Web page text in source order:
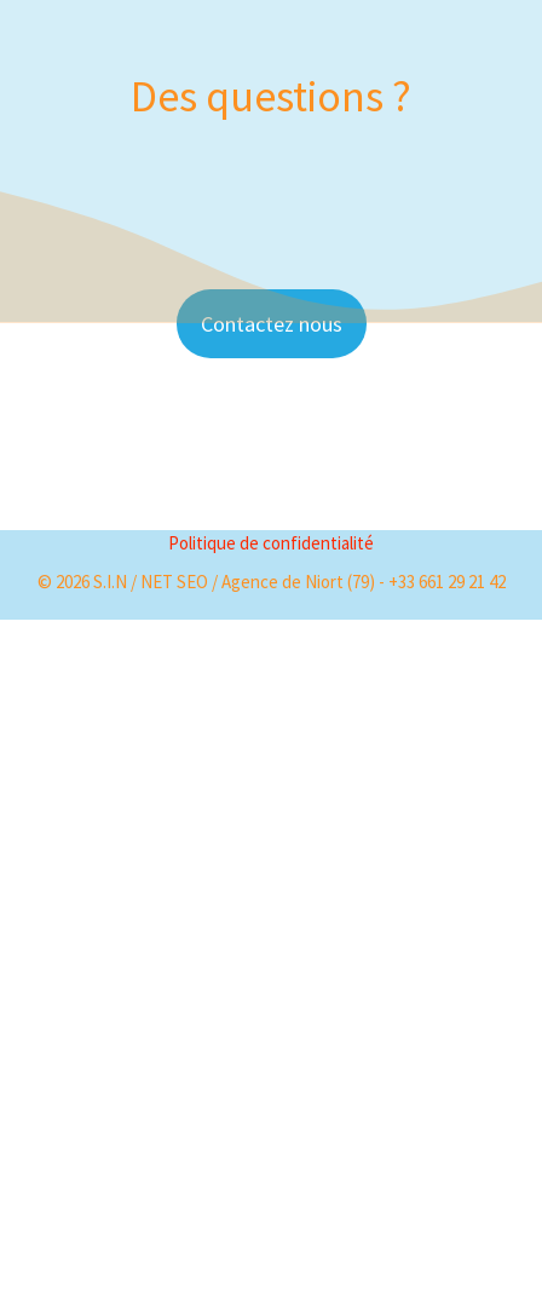
Des questions ?
Contactez nous
Politique de confidentialité
© 2026 S.I.N / NET SEO / Agence de Niort (79) - +33 661 29 21 42